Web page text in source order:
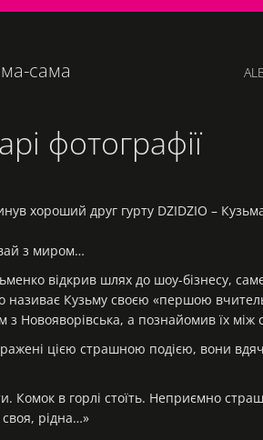
сама
фотографії
хороший друг гурту DZIDZIO –
з миром…
відкрив шлях до шоу-бізнесу,
називає Кузьму своєю «першою
з Новояворівська, а познайомив їх між
цією страшною подією, вони
Комок в горлі стоїть. Неприємно
рідна…»